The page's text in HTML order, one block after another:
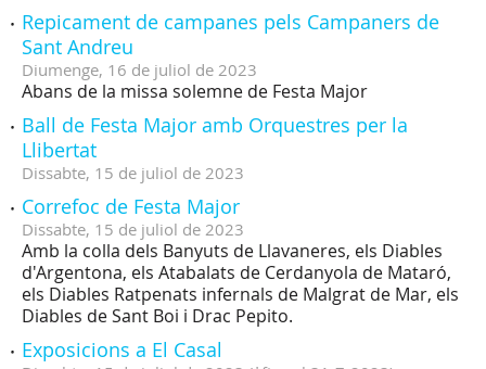
Repicament de campanes pels Campaners de
Sant Andreu
Diumenge, 16 de juliol de 2023
Abans de la missa solemne de Festa Major
Ball de Festa Major amb Orquestres per la
Llibertat
Dissabte, 15 de juliol de 2023
Correfoc de Festa Major
Dissabte, 15 de juliol de 2023
Amb la colla dels Banyuts de Llavaneres, els Diables
d'Argentona, els Atabalats de Cerdanyola de Mataró,
els Diables Ratpenats infernals de Malgrat de Mar, els
Diables de Sant Boi i Drac Pepito.
Exposicions a El Casal